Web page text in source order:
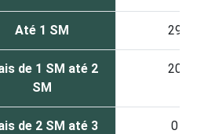
Até 1 SM 29
de 1 SM até 2
SM
20
de 2 SM até 3
0